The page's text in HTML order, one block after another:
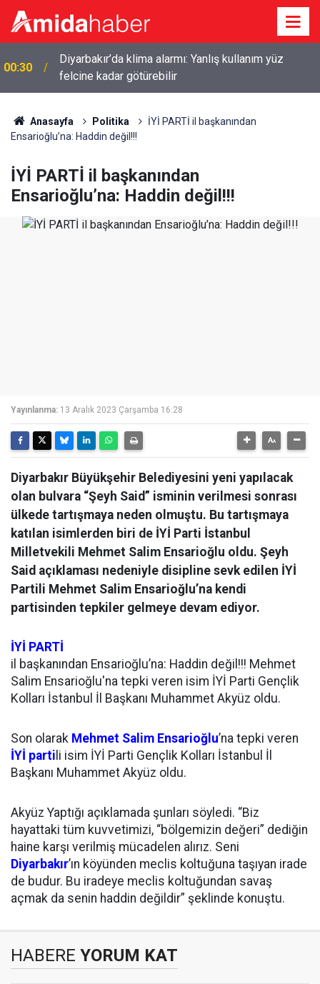
00:30
Diyarbakır’da klima alarmı: Yanlış kullanım yüz
felcine kadar götürebilir
Anasayfa Politika
İYİ PARTİ il başkanından
Ensarioğlu’na: Haddin değil!!!
İYİ PARTİ il başkanından
Ensarioğlu’na: Haddin değil!!!
Yayınlanma: 13 Aralık 2023 Çarşamba 16:28
Diyarbakır Büyükşehir Belediyesini yeni yapılacak
olan bulvara “Şeyh Said” isminin verilmesi sonrası
ülkede tartışmaya neden olmuştu. Bu tartışmaya
katılan isimlerden biri de İYİ Parti İstanbul
Milletvekili Mehmet Salim Ensarioğlu oldu. Şeyh
Said açıklaması nedeniyle disipline sevk edilen İYİ
Partili Mehmet Salim Ensarioğlu’na kendi
partisinden tepkiler gelmeye devam ediyor.
İYİ PARTİ
il başkanından Ensarioğlu’na: Haddin değil!!! Mehmet
Salim Ensarioğlu'na tepki veren isim İYİ Parti Gençlik
Kolları İstanbul İl Başkanı Muhammet Akyüz oldu.
Son olarak Mehmet Salim Ensarioğlu’na tepki veren
İYİ parti li isim İYİ Parti Gençlik Kolları İstanbul İl
Başkanı Muhammet Akyüz oldu.
Akyüz Yaptığı açıklamada şunları söyledi. “Biz
hayattaki tüm kuvvetimizi, “bölgemizin değeri” dediğin
haine karşı verilmiş mücadelen alırız. Seni
Diyarbakır’ın köyünden meclis koltuğuna taşıyan irade
de budur. Bu iradeye meclis koltuğundan savaş
açmak da senin haddin değildir” şeklinde konuştu.
HABERE YORUM KAT